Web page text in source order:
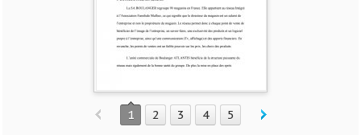
1 2 3 4 5